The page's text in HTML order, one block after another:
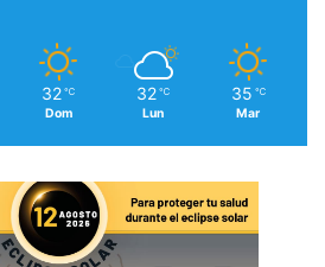
32 ℃
Dom
32 ℃
Lun
35 ℃
Mar